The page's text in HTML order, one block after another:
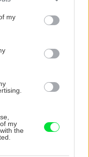
You may click to
third-party tags to
in below Google
my
my
the
okna robia radiátor
a teplo? Tieto
leto, ale pozor na
Zbavte sa ho
v kuchyni